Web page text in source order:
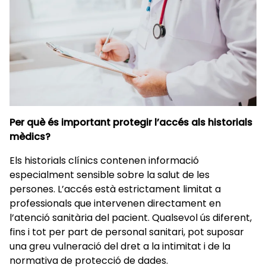
Per què és important protegir l’accés als historials
mèdics?
Els historials clínics contenen informació
especialment sensible sobre la salut de les
persones. L’accés està estrictament limitat a
professionals que intervenen directament en
l’atenció sanitària del pacient. Qualsevol ús diferent,
fins i tot per part de personal sanitari, pot suposar
una greu vulneració del dret a la intimitat i de la
normativa de protecció de dades.